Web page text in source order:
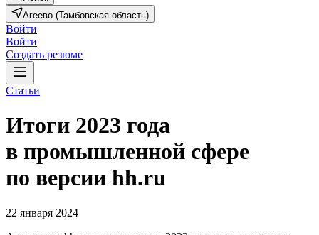
Агеево (Тамбовская область)
Войти
Войти
Создать резюме
Статьи
Итоги 2023 года
в промышленной сфере
по версии hh.ru
22 января 2024